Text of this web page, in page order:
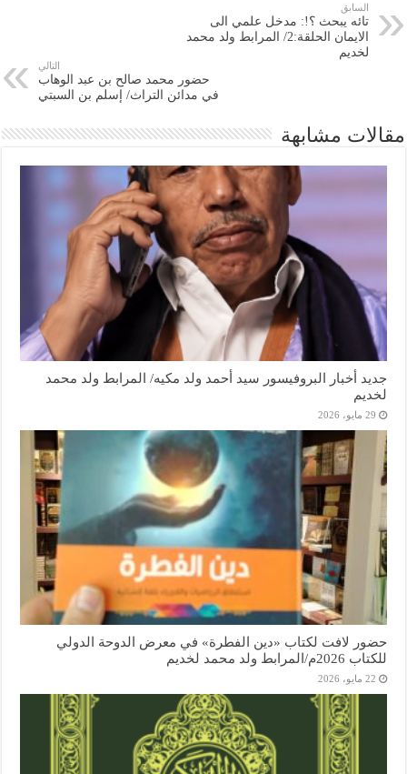
السابق
تائه يبحث ؟!: مدخل علمي الى
الايمان الحلقة:2/ المرابط ولد محمد
لخديم
التالي
حضور محمد صالح بن عبد الوهاب
في مدائن التراث/ إسلم بن السبتي
مقالات مشابهة
جديد أخبار البروفيسور سيد أحمد ولد مكيه/ المرابط ولد محمد
لخديم
29 مايو، 2026
حضور لافت لكتاب «دين الفطرة» في معرض الدوحة الدولي
للكتاب 2026م/المرابط ولد محمد لخديم
22 مايو، 2026